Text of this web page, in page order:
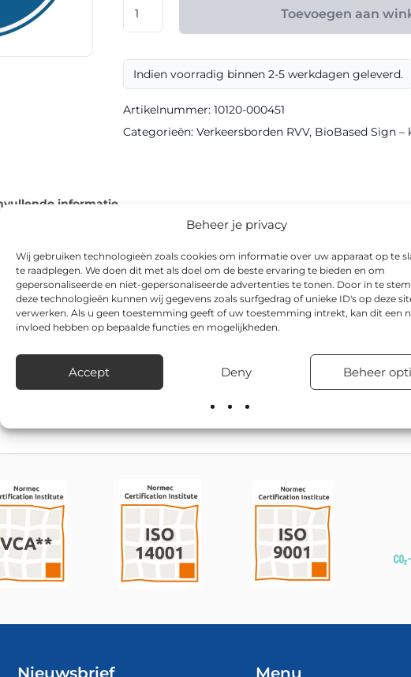
Beheer je privacy
Wij gebruiken technologieën zoals cookies om informatie over uw apparaat op te
te raadplegen. We doen dit met als doel om de beste ervaring te bieden en om
gepersonaliseerde en niet-gepersonaliseerde advertenties te tonen. Door in te
deze technologieën kunnen wij gegevens zoals surfgedrag of unieke ID's op deze
verwerken. Als u geen toestemming geeft of uw toestemming intrekt, kan dit een
invloed hebben op bepaalde functies en mogelijkheden.
Accept Deny Beheer
model
klasse
Sign
aantal
Toevoegen aan
Indien voorradig binnen 2-5 werkdagen geleverd.
Artikelnummer: 10120-000451
Categorieën: Verkeersborden RVV, BioBased Sign –
informatie
verbodsbord in BioBased-uitvoering, geproduceerd met klasse III
weersomstandigheden.
12899-1 en is CE-gecertificeerd, en is leverbaar in o.a. Ø 600mm en Ø
wegen, bedrijventerreinen, in woonwijken en bij tijdelijke
over de juiste uitvoering en zorgt voor snelle levering uit voorraad.
Nieuwsbrief Menu